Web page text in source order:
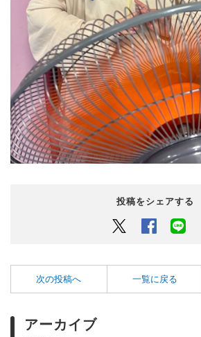
投稿をシェアする
Twitter Facebook
次の投稿へ 一覧に戻る
アーカイブ